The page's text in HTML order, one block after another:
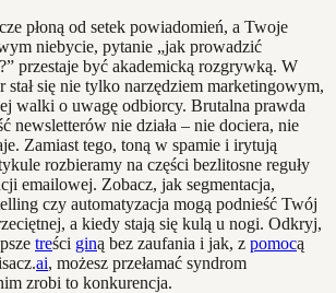
płoną od setek powiadomień, a Twoje
niebycie, pytanie „jak prowadzić
przestaje być akademicką rozgrywką. W
stał się nie tylko narzędziem marketingowym,
walki o uwagę odbiorcy. Brutalna prawda
newsletterów nie działa – nie dociera, nie
Zamiast tego, toną w spamie i irytują
rozbieramy na części bezlitosne reguły
emailowej. Zobacz, jak segmentacja,
czy automatyzacja mogą podnieść Twój
a kiedy stają się kulą u nogi. Odkryj,
treści giną bez zaufania i jak, z pomocą
ai, możesz przełamać syndrom
zrobi to konkurencja.